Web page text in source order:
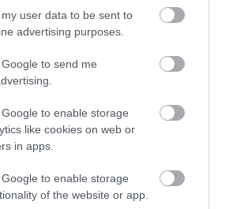
user data to be sent to
advertising purposes.
to send me
to enable storage
like cookies on web or
in apps.
to enable storage
of the website or app.
KÖRBE TÉMÁK SZERINT!
AUSZTRIA BELFÖLDI TURIZMUS
GYÓGYFÜRDŐ HORVÁTORSZÁG
KORONAVÍRUS
MISKOLC MTÜ MÁLTA
REPÜLŐJÁRAT